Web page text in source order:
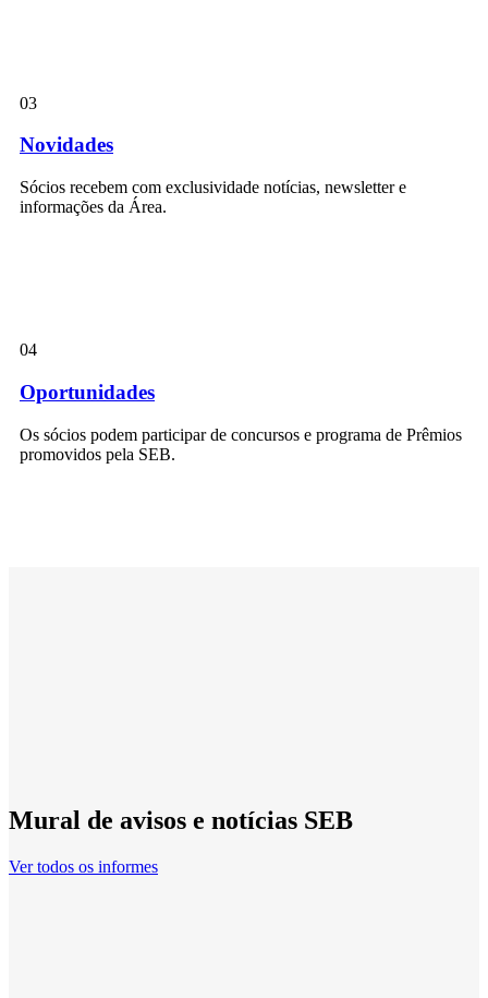
03
Novidades
Sócios recebem com exclusividade notícias, newsletter e
informações da Área.
04
Oportunidades
Os sócios podem participar de concursos e programa de Prêmios
promovidos pela SEB.
Mural de avisos e notícias SEB
Ver todos os informes